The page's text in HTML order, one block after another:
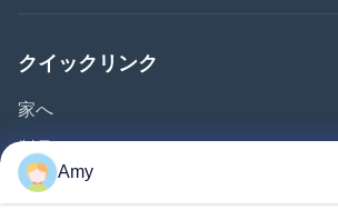
クイックリンク
家へ
製品
ビデオ
Amy